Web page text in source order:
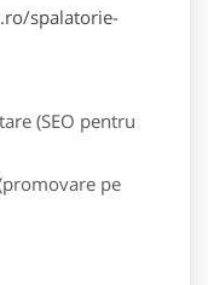
spalatorie-
(SEO pentru
pe